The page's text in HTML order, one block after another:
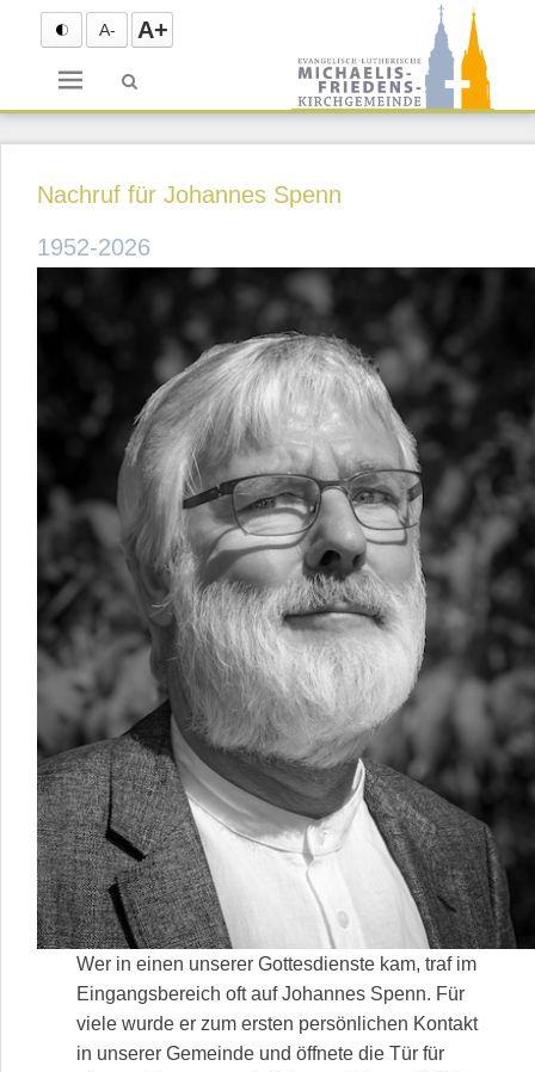
A- A+
Menü
Nachruf für Johannes Spenn
1952-2026
Wer in einen unserer Gottesdienste kam, traf im
Eingangsbereich oft auf Johannes Spenn. Für
viele wurde er zum ersten persönlichen Kontakt
in unserer Gemeinde und öffnete die Tür für